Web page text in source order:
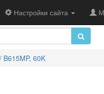
Настройки сайта
60K